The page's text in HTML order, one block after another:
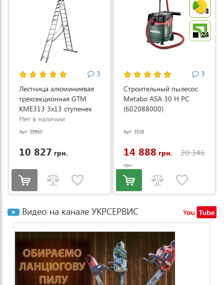
3
Лестница алюминиевая
трёхсекционная GTM
KME313 3x13 ступенек
3.53-8.93м (KME313)
Нет в наличии
Арт: 39950
10 827 грн.
3
24
3
Строительный пылесос
Metabo ASA 30 H PC
(602088000)
Арт: 3526
14 888 грн. 20 346
грн.
Видео на канале УКРСЕРВИС